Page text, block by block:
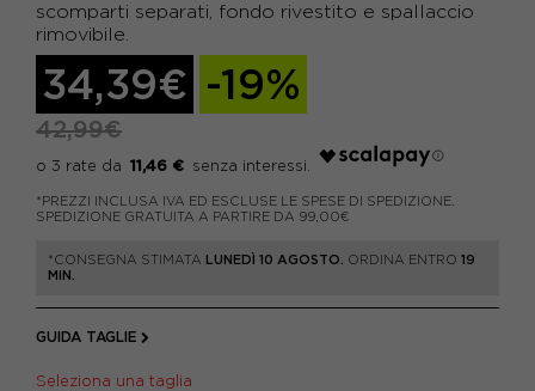
scomparti separati, fondo rivestito e spallaccio
rimovibile.
34,39€ -19%
42,99€
11,46 €
*PREZZI INCLUSA IVA ED ESCLUSE LE SPESE DI SPEDIZIONE.
SPEDIZIONE GRATUITA A PARTIRE DA 99,00€
*CONSEGNA STIMATA LUNEDÌ 10 AGOSTO. ORDINA ENTRO 19
MIN.
GUIDA TAGLIE
Seleziona una taglia